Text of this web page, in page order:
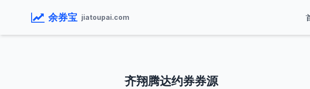
余券宝 jiatoupai.com
齐翔腾达约券券源